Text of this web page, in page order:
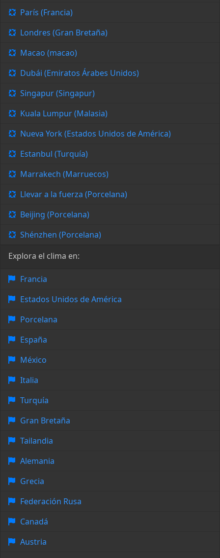
París (Francia)
Londres (Gran Bretaña)
Macao (macao)
Dubái (Emiratos Árabes Unidos)
Singapur (Singapur)
Kuala Lumpur (Malasia)
Nueva York (Estados Unidos de América)
Estanbul (Turquía)
Marrakech (Marruecos)
Llevar a la fuerza (Porcelana)
Beijing (Porcelana)
Shénzhen (Porcelana)
Explora el clima en:
Francia
Estados Unidos de América
Porcelana
España
México
Italia
Turquía
Gran Bretaña
Tailandia
Alemania
Grecia
Federación Rusa
Canadá
Austria